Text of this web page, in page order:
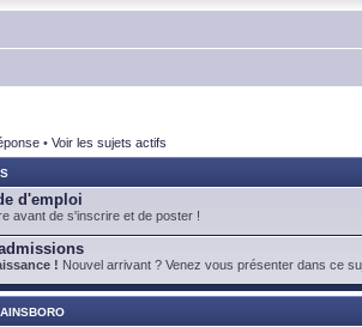
• Voir les sujets actifs
d'emploi
avant de s'inscrire et de poster !
! Nouvel arrivant ? Venez vous présenter dans ce